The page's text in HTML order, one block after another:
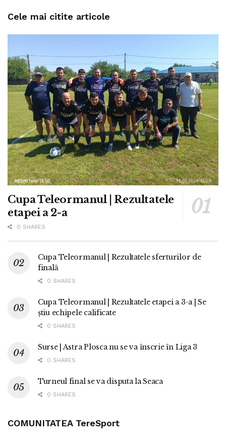
Cele mai citite articole
Cupa Teleormanul | Rezultatele
etapei a 2-a
0 SHARES
Cupa Teleormanul | Rezultatele sferturilor de
finală
0 SHARES
Cupa Teleormanul | Rezultatele etapei a 3-a | Se
știu echipele calificate
0 SHARES
Surse | Astra Plosca nu se va înscrie în Liga 3
0 SHARES
Turneul final se va disputa la Seaca
0 SHARES
COMUNITATEA TereSport